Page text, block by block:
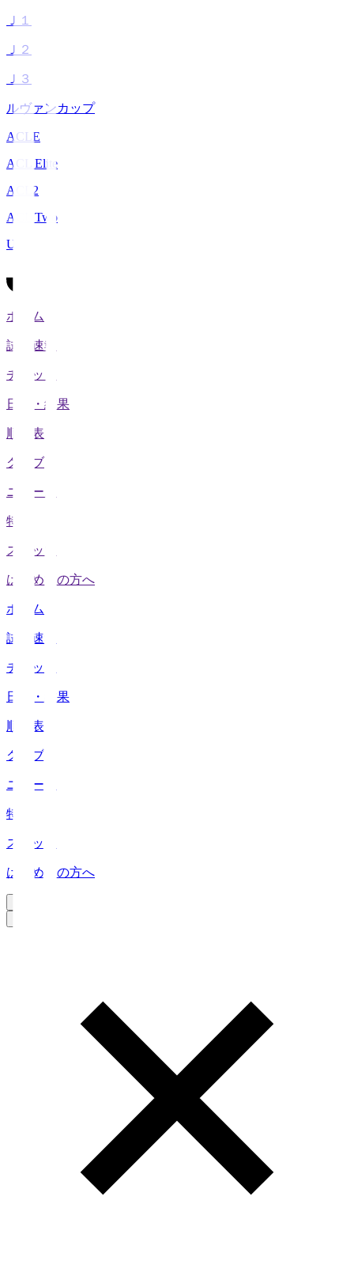
Ｊ１
Ｊ２
Ｊ３
ルヴァンカップ
ACLE
ACL Elite
ACL2
ACL Two
U-21
ホーム
試合速報
チケット
日程・結果
順位表
クラブ
ニュース
特集
スタッツ
はじめての方へ
ホーム
試合速報
チケット
日程・結果
順位表
クラブ
ニュース
特集
スタッツ
はじめての方へ